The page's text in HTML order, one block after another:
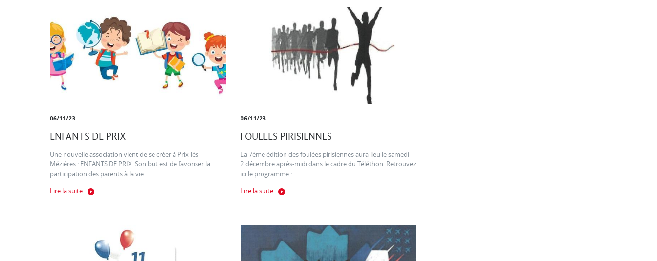
06/11/23
ENFANTS DE PRIX
Une nouvelle association vient de se créer à Prix-lès-
Mézières : ENFANTS DE PRIX. Son but est de favoriser la
participation des parents à la vie...
Lire la suite
06/11/23
FOULEES PIRISIENNES
La 7ème édition des foulées pirisiennes aura lieu le samedi
2 décembre après-midi dans le cadre du Téléthon. Retrouvez
ici le programme : ...
Lire la suite